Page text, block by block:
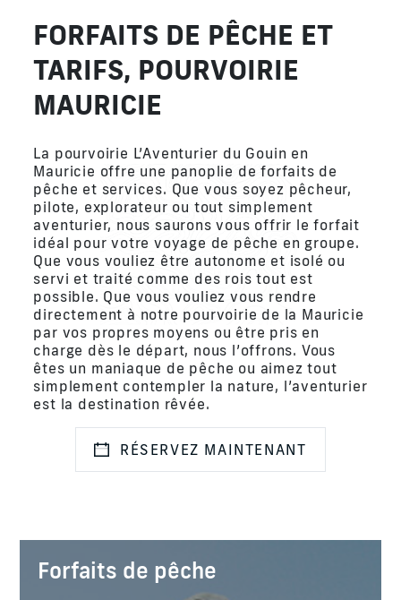
FORFAITS DE PÊCHE ET
TARIFS, POURVOIRIE
MAURICIE
La pourvoirie L’Aventurier du Gouin en
Mauricie offre une panoplie de forfaits de
pêche et services. Que vous soyez pêcheur,
pilote, explorateur ou tout simplement
aventurier, nous saurons vous offrir le forfait
idéal pour votre voyage de pêche en groupe.
Que vous vouliez être autonome et isolé ou
servi et traité comme des rois tout est
possible. Que vous vouliez vous rendre
directement à notre pourvoirie de la Mauricie
par vos propres moyens ou être pris en
charge dès le départ, nous l’offrons. Vous
êtes un maniaque de pêche ou aimez tout
simplement contempler la nature, l’aventurier
est la destination rêvée.
RÉSERVEZ MAINTENANT
Forfaits de pêche